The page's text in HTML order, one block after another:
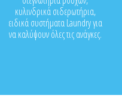
κυλινδρικά σιδερωτήρια,
ειδικά συστήματα Laundry για
να καλύψουν όλες τις ανάγκες.